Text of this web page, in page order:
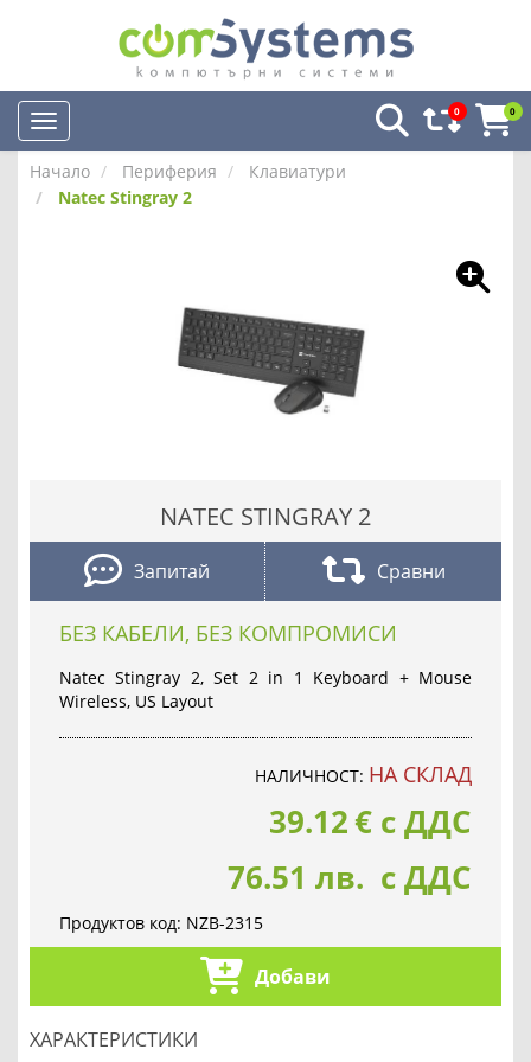
0 0
Начало Периферия
Клавиатури
Natec Stingray 2
NATEC STINGRAY 2
Запитай Сравни
БЕЗ КАБЕЛИ, БЕЗ КОМПРОМИСИ
Natec Stingray 2, Set 2 in 1 Keyboard + Mouse
Wireless, US Layout
НАЛИЧНОСТ: НА СКЛАД
39.12€ с ДДС
76.51 лв. с ДДС
Продуктов код: NZB-2315
Добави
ХАРАКТЕРИСТИКИ